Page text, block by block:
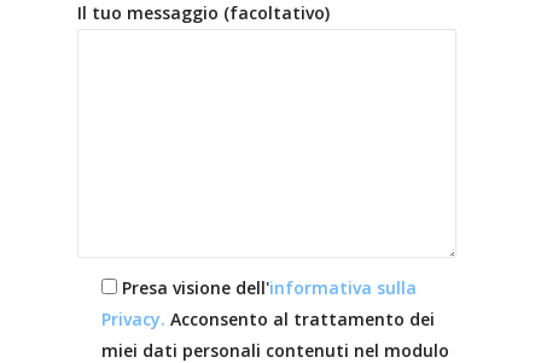
Il tuo messaggio (facoltativo)
Presa visione dell'informativa sulla
Privacy. Acconsento al trattamento dei
miei dati personali contenuti nel modulo